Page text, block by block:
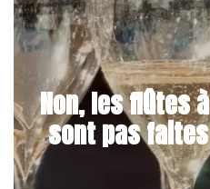
Non, les flûtes
sont pas